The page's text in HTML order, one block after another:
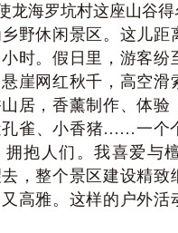
龙海罗坑村这座山谷
野休闲景区。这儿距
时。假日里，游客纷
崖网红秋千，高空滑
居，香薰制作、体验
雀、小香猪……一个
拥抱人们。我喜爱与
，整个景区建设精致
高雅。这样的户外活